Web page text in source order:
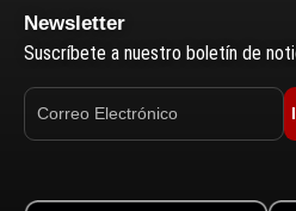
Newsletter
Suscríbete a nuestro boletín de